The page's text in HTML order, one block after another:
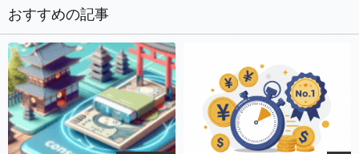
おすすめの記事